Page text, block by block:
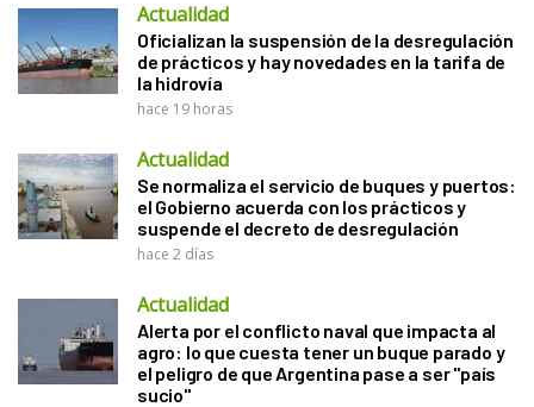
Actualidad
Oficializan la suspensión de la desregulación
de prácticos y hay novedades en la tarifa de
la hidrovía
hace 19 horas
Actualidad
Se normaliza el servicio de buques y puertos:
el Gobierno acuerda con los prácticos y
suspende el decreto de desregulación
hace 2 días
Actualidad
Alerta por el conflicto naval que impacta al
agro: lo que cuesta tener un buque parado y
el peligro de que Argentina pase a ser "país
sucio"